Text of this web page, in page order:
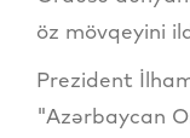
öz mövqeyini
Prezident
"Azərbaycan